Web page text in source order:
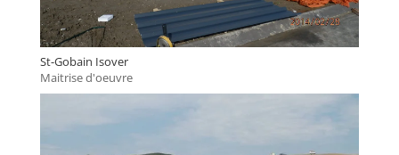
St-Gobain Isover
Maitrise d'oeuvre